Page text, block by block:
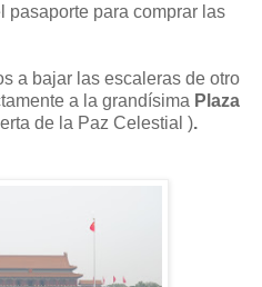
pasaporte para comprar las
a bajar las escaleras de otro
a la grandísima Plaza
de la Paz Celestial ).